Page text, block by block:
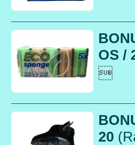
OS /

20